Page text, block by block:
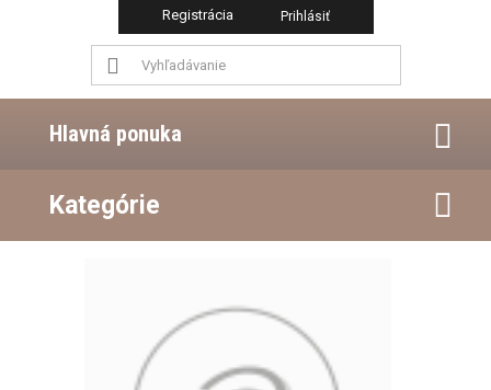
Registrácia
Hlavná ponuka
Kategórie